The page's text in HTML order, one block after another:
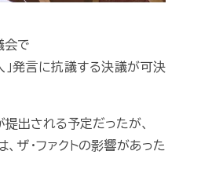
会で
」発言に抗議する決議が可決
出される予定だったが、
ザ・ファクトの影響があった